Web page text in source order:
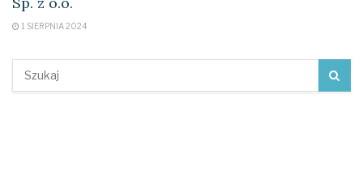
1 SIERPNIA 2024